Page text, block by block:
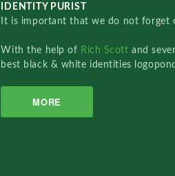
IDENTITY PURIST
It is important that we do not forget
With the help of Rich Scottand
best black & white identities
MORE